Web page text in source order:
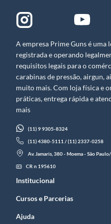
A empresa Prime Guns é uma
registrada e operando
requisitos legais para o
carabinas de pressão, airgun,
muito mais. Com loja física e
práticas, entrega rápida e
mais
(11) 9 9305-8324
(11) 4380-5111 / (11) 2337-0258
Av. Jamaris, 380 - Moema - São
CR n 195610
Institucional
Cursos e Parcerias
Ajuda